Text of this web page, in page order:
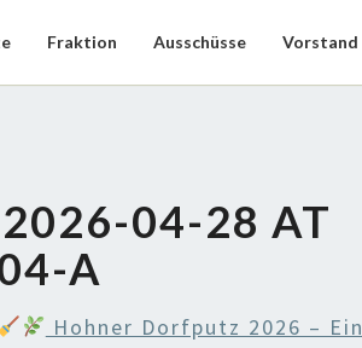
Fraktion Ausschüsse Vorstand
04-28 AT
A
Hohner Dorfputz 2026 – Ein